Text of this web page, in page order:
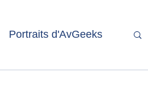
Portraits d'AvGeeks